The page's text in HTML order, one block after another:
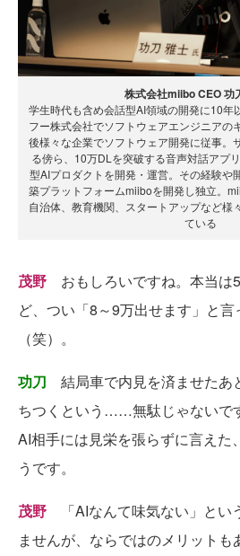
株式会社miibo CEO 功
学生時代も含め会話型AI領域の開発に10年
フー株式会社でソフトウェアエンジニアの
後様々な企業でソフトウェア開発に従事。
る傍ら、10万DLを突破する音声対話アプ
型AIプロダクトを開発・運営。その経験や
築プラットフォームmiiboを開発し独立。
自治体、教育機関、スタートアップなど様
ている
茂野 おもしろいですね。本当は
ど、つい「8～9万出せます」と
（笑）。
功刀 結局車で内見を済ませたあ
ちつくという……無駄じゃないで
AI相手には見栄を張らずに言えた
うです。
茂野 「AIなんて味気ない」とい
ませんが、ならではのメリットも